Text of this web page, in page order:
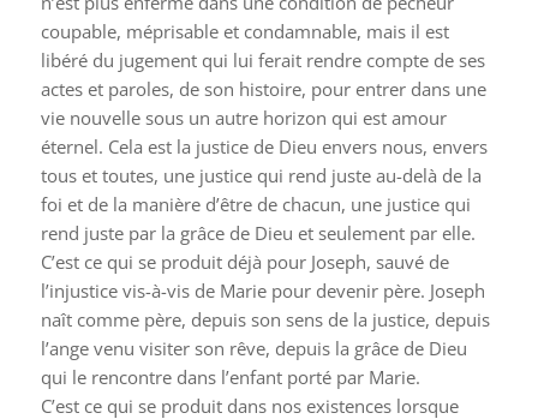
coupable, méprisable et condamnable, mais il est
libéré du jugement qui lui ferait rendre compte de ses
actes et paroles, de son histoire, pour entrer dans une
vie nouvelle sous un autre horizon qui est amour
éternel. Cela est la justice de Dieu envers nous, envers
tous et toutes, une justice qui rend juste au-delà de la
foi et de la manière d’être de chacun, une justice qui
rend juste par la grâce de Dieu et seulement par elle.
C’est ce qui se produit déjà pour Joseph, sauvé de
l’injustice vis-à-vis de Marie pour devenir père. Joseph
naît comme père, depuis son sens de la justice, depuis
l’ange venu visiter son rêve, depuis la grâce de Dieu
qui le rencontre dans l’enfant porté par Marie.
C’est ce qui se produit dans nos existences lorsque